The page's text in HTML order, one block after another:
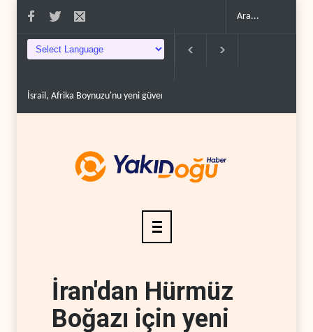
İsrail, Afrika Boynuzu'nu yeni güvenlik hattına dönüşt..
İran'dan Hürmüz
Boğazı için yeni